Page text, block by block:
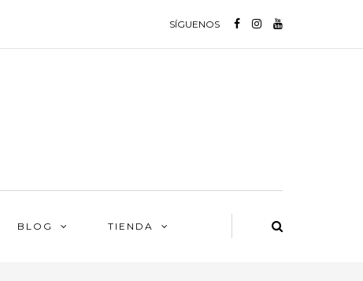
SÍGUENOS
BLOG TIENDA